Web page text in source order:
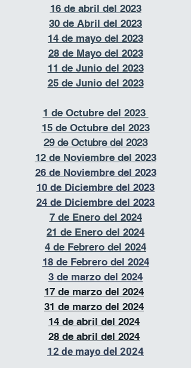
16 de abril del 2023
30 de Abril del 2023
14 de mayo del 2023
28 de Mayo del 2023
11 de Junio del 2023
25 de Junio del 2023
1 de Octubre del 2023
15 de Octubre del 2023
29 de Octubre del 2023
12 de Noviembre del 2023
26 de Noviembre del 2023
10 de Diciembre del 2023
24 de Diciembre del 2023
7 de Enero del 2024
21 de Enero del 2024
4 de Febrero del 2024
18 de Febrero del 2024
3 de marzo del 2024
17 de marzo del 2024
31 de marzo del 2024
14 de abril del 2024
28 de abril del 2024
12 de mayo del 2024